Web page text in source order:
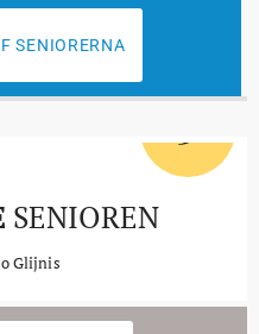
SENIORERNA
5
SENIOREN
Glijnis